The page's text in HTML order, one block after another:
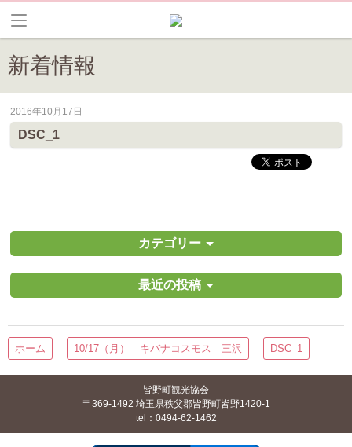
新着情報
皆野町のイベントやお祭り、花情報等の最新情報や観光協会会員情報
2016年10月17日
DSC_1
カテゴリー
最近の投稿
ホーム 10/17（月） キバナコスモス 三沢 DSC_1
皆野町観光協会
〒369-1492 埼玉県秩父郡皆野町皆野1420-1
tel：0494-62-1462